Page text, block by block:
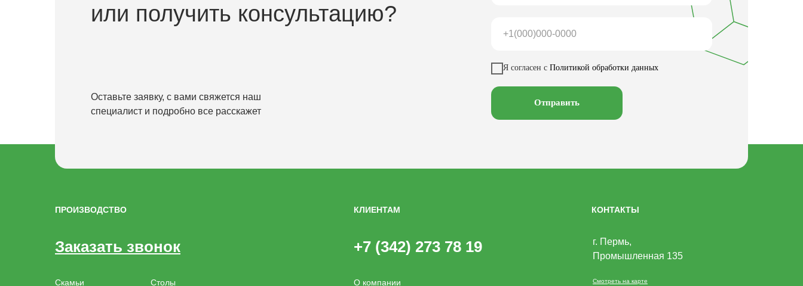
или получить консультацию?
Оставьте заявку, с вами свяжется наш
специалист и подробно все расскажет
Я согласен с Политикой обработки данных
Отправить
КЛИЕНТАМ КОНТАКТЫ
+7 (342) 273 78 19
О компании
г. Пермь,
Промышленная 135
Смотреть на карте
ПРОИЗВОДСТВО
Скамьи
Заказать звонок
Столы